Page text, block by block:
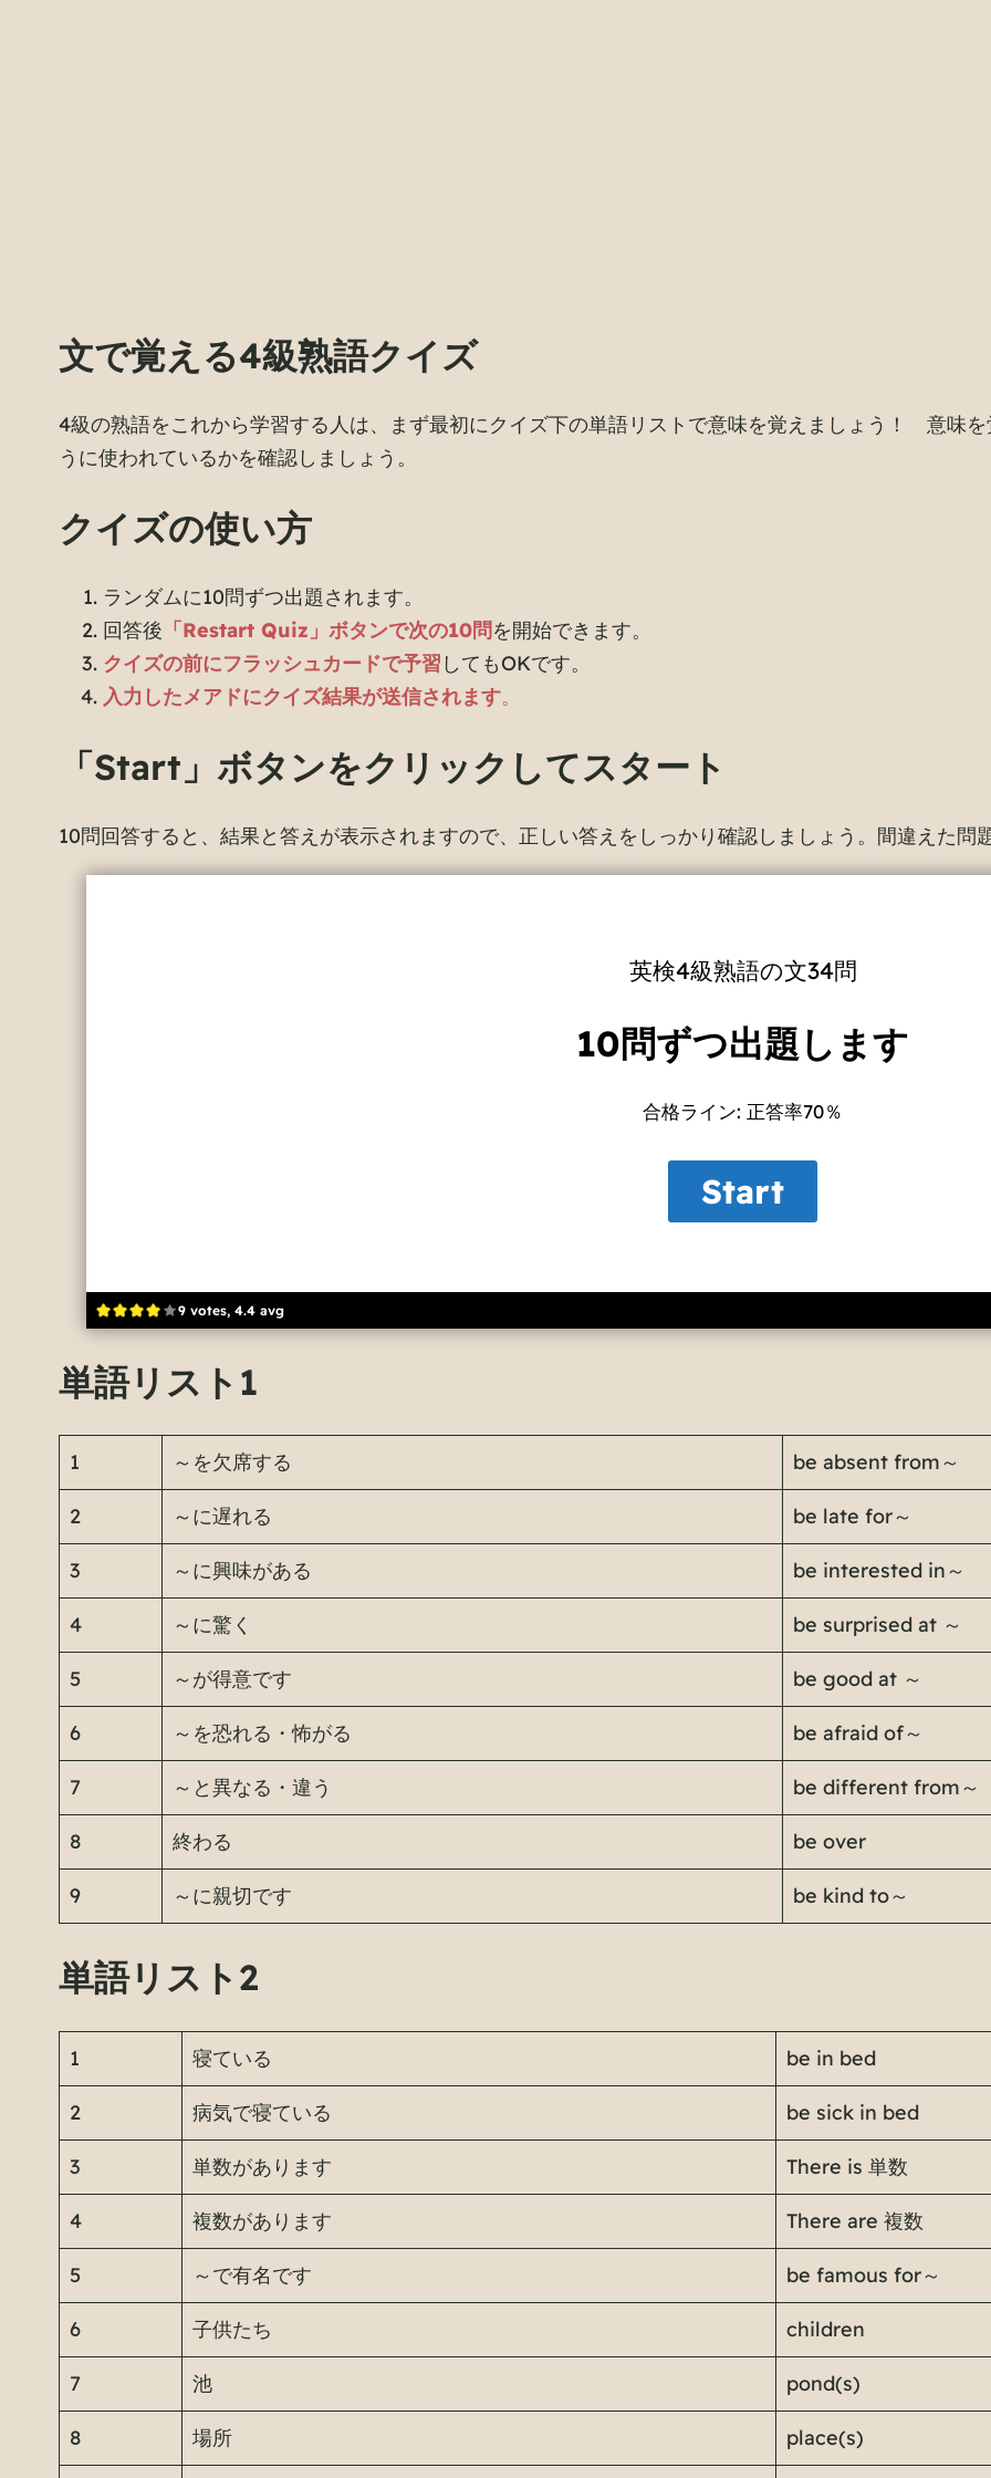
文で覚える4級熟語クイズ
4級の熟語をこれから学習する人は、まず最初にクイズ下の単語リストで意味を覚えましょう！ 意味
うに使われているかを確認しましょう。
クイズの使い方
ランダムに10問ずつ出題されます。
回答後 「Restart Quiz」ボタンで次の10問を開始できます。
クイズの前にフラッシュカードで予習 してもOKです。
入力したメアドにクイズ結果が送信されます。
「Start」ボタンをクリックしてスタート
10問回答すると、結果と答えが表示されますので、正しい答えをしっかり確認しましょう。間違えた問
9 votes, 4.4 avg
英検4級熟語の文34問
10問ずつ出題します
合格ライン: 正答率70％
単語リスト1
1 ～を欠席する be absent from～
2 ～に遅れる be late for～
3 ～に興味がある be interested in～
4 ～に驚く be surprised at ～
5 ～が得意です be good at ～
6 ～を恐れる・怖がる be afraid of～
7 ～と異なる・違う be different from～
8 終わる be over
9 ～に親切です be kind to～
単語リスト2
1 寝ている be in bed
2 病気で寝ている be sick in bed
3 単数があります There is 単数
4 複数があります There are 複数
5 ～で有名です be famous for～
6 子供たち children
7 池 pond(s)
8 場所 place(s)